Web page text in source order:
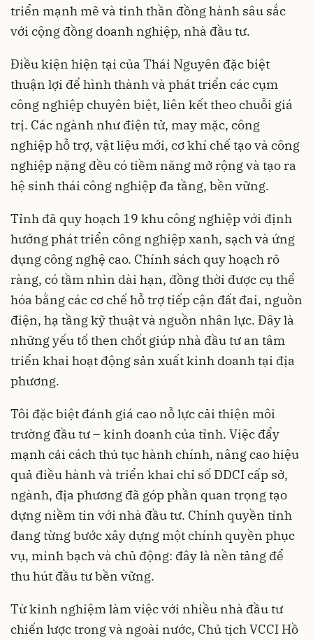
triển mạnh mẽ và tinh thần đồng hành sâu sắc
với cộng đồng doanh nghiệp, nhà đầu tư.
Điều kiện hiện tại của Thái Nguyên đặc biệt
thuận lợi để hình thành và phát triển các cụm
công nghiệp chuyên biệt, liên kết theo chuỗi giá
trị. Các ngành như điện tử, may mặc, công
nghiệp hỗ trợ, vật liệu mới, cơ khí chế tạo và công
nghiệp nặng đều có tiềm năng mở rộng và tạo ra
hệ sinh thái công nghiệp đa tầng, bền vững.
Tỉnh đã quy hoạch 19 khu công nghiệp với định
hướng phát triển công nghiệp xanh, sạch và ứng
dụng công nghệ cao. Chính sách quy hoạch rõ
ràng, có tầm nhìn dài hạn, đồng thời được cụ thể
hóa bằng các cơ chế hỗ trợ tiếp cận đất đai, nguồn
điện, hạ tầng kỹ thuật và nguồn nhân lực. Đây là
những yếu tố then chốt giúp nhà đầu tư an tâm
triển khai hoạt động sản xuất kinh doanh tại địa
phương.
Tôi đặc biệt đánh giá cao nỗ lực cải thiện môi
trường đầu tư – kinh doanh của tỉnh. Việc đẩy
mạnh cải cách thủ tục hành chính, nâng cao hiệu
quả điều hành và triển khai chỉ số DDCI cấp sở,
ngành, địa phương đã góp phần quan trọng tạo
dựng niềm tin với nhà đầu tư. Chính quyền tỉnh
đang từng bước xây dựng một chính quyền phục
vụ, minh bạch và chủ động: đây là nền tảng để
thu hút đầu tư bền vững.
Từ kinh nghiệm làm việc với nhiều nhà đầu tư
chiến lược trong và ngoài nước, Chủ tịch VCCI Hồ